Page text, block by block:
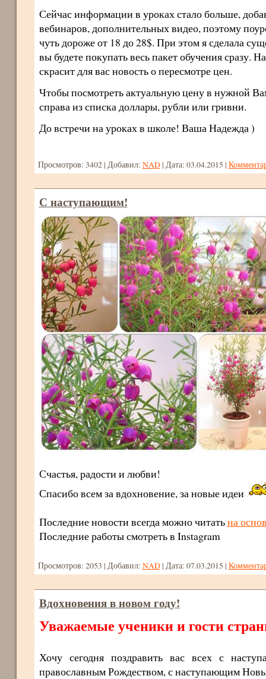
Сейчас информации в уроках стало больше,
вебинаров, дополнительных видео, поэтому
чуть дороже от 18 до 28$. При этом я сделала
вы будете покупать весь пакет обучения сразу.
скрасит для вас новость о пересмотре цен.
Чтобы посмотреть актуальную цену в нужной
справа из списка доллары, рубли или гривни.
До встречи на уроках в школе! Ваша Надежда )
Просмотров: 3402| Добавил: NAD| Дата: 03.04.2015 |
С наступающим!
Счастья, радости и любви!
Спасибо всем за вдохновение, за новые идеи
Последние новости всегда можно читатьна
Последние работы смотреть в Instagram
Просмотров: 2053 | Добавил: NAD| Дата: 07.03.2015 |
Вдохновения в новом году!
Уважаемые ученики и гости
Хочу сегодня поздравить вас всех с
православным Рождеством, с наступающим